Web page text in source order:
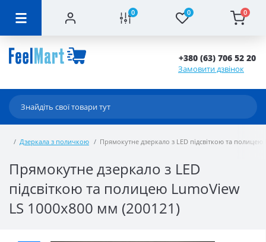
0 0 0
+380 (63) 706 52 20
Замовити дзвінок
Дзеркала з поличкою Прямокутне дзеркало з LED підсвіткою та
Прямокутне дзеркало з LED
підсвіткою та полицею LumoView
LS 1000x800 мм (200121)